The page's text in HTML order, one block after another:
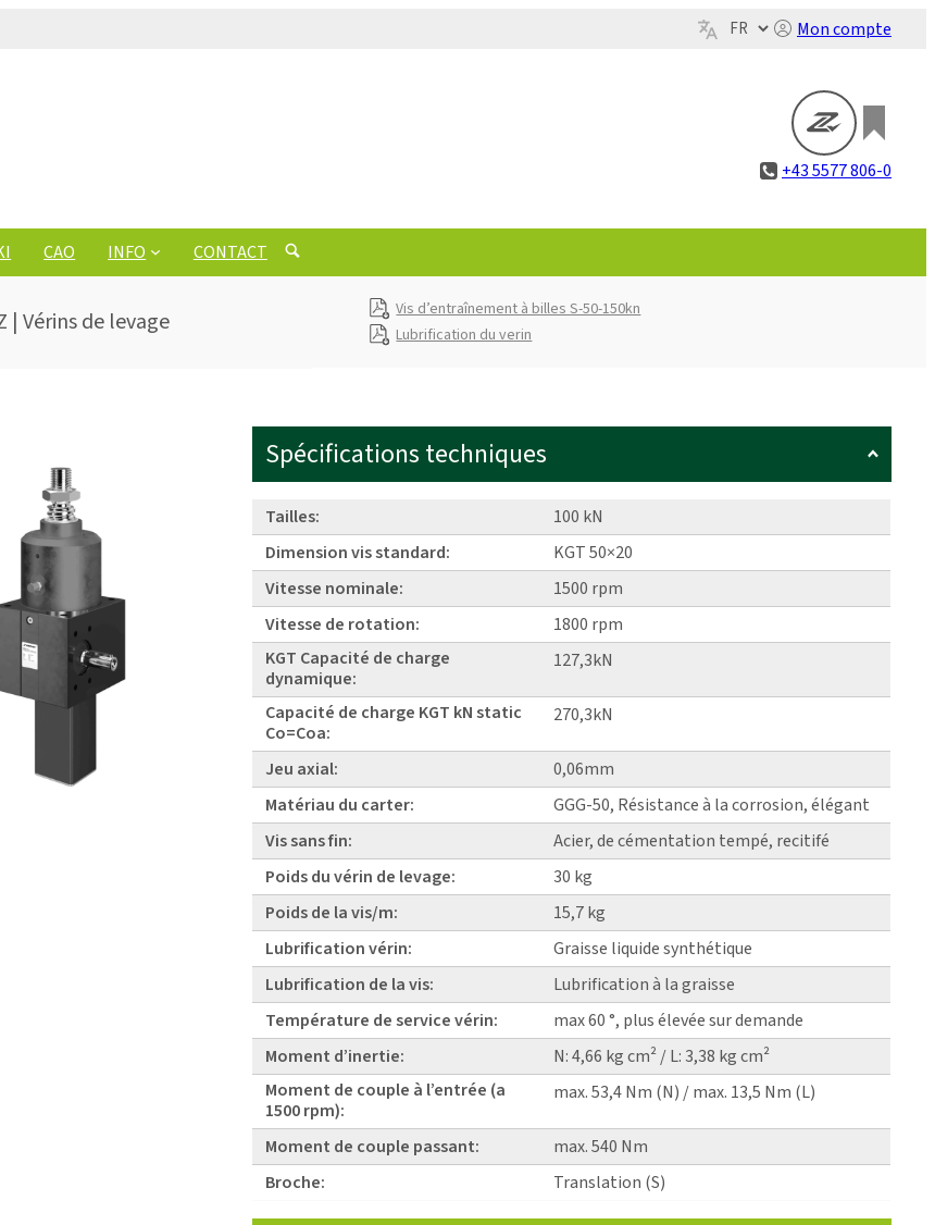
Mon compte
+43 5577 806-0
CAO INFO CONTACT
| Vérins de levage
Vis d’entraînement à billes S-50-150kn
Lubrification du verin
Spécifications techniques
Tailles:
100 kN
Dimension vis standard:
KGT 50×20
Vitesse nominale:
1500 rpm
Vitesse de rotation:
1800 rpm
KGT Capacité de charge
dynamique:
127,3kN
Capacité de charge KGT kN static
Co=Coa:
270,3kN
Jeu axial:
0,06mm
Matériau du carter:
GGG-50, Résistance à la corrosion, élégant
Vis sans fin:
Acier, de cémentation tempé, recitifé
Poids du vérin de levage:
30 kg
Poids de la vis/m:
15,7 kg
Lubrification vérin:
Graisse liquide synthétique
Lubrification de la vis:
Lubrification à la graisse
Température de service vérin:
max 60 °, plus élevée sur demande
Moment d’inertie:
N: 4,66 kg cm² / L: 3,38 kg cm²
Moment de couple à l’entrée (a
1500 rpm):
max. 53,4 Nm (N) / max. 13,5 Nm (L)
Moment de couple passant:
max. 540 Nm
Broche:
Translation (S)